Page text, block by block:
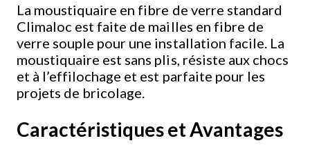
La moustiquaire en fibre de verre standard
Climaloc est faite de mailles en fibre de
verre souple pour une installation facile. La
moustiquaire est sans plis, résiste aux chocs
et à l’effilochage et est parfaite pour les
projets de bricolage.
Caractéristiques et Avantages